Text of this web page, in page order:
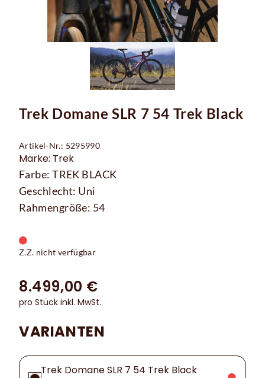
Trek Domane SLR 7 54 Trek Black
Artikel-Nr.: 5295990
Marke: Trek
Farbe: TREK BLACK
Geschlecht: Uni
Rahmengröße: 54
Z.Z. nicht verfügbar
8.499,00 €
pro Stück inkl. MwSt.
VARIANTEN
Trek Domane SLR 7 54 Trek Black